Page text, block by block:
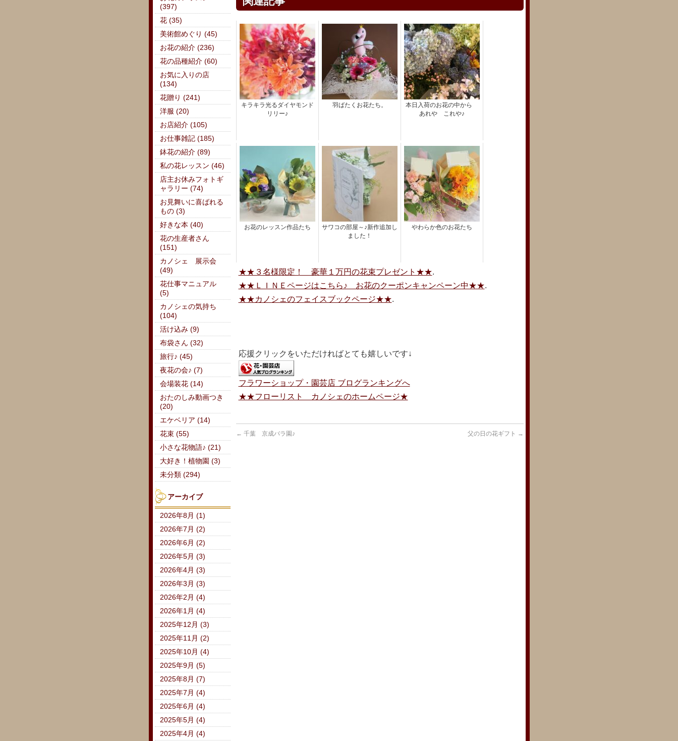
キラキラ光るダイヤモンド
リリー♪
羽ばたくお花たち。
本日入荷のお花の中から
あれや これや♪
お花のレッスン作品たち
サワコの部屋～♪新作追加し
ました！
やわらか色のお花たち
★★３名様限定！ 豪華１万円の花束プレゼント★★.
★★ＬＩＮＥページはこちら♪ お花のクーポンキャンペーン中★★.
★★カノシェのフェイスブックページ★★.
応援クリックをいただければとても嬉しいです↓
フラワーショップ・園芸店 ブログランキングへ
★★フローリスト カノシェのホームページ★
← 千葉 京成バラ園♪ 父の日の花ギフト →
(397)
花 (35)
美術館めぐり (45)
お花の紹介 (236)
花の品種紹介 (60)
お気に入りの店
(134)
花贈り (241)
洋服 (20)
お店紹介 (105)
お仕事雑記 (185)
鉢花の紹介 (89)
私の花レッスン (46)
店主お休みフォトギ
ャラリー (74)
お見舞いに喜ばれる
もの (3)
好きな本 (40)
花の生産者さん
(151)
カノシェ 展示会
(49)
花仕事マニュアル
(5)
カノシェの気持ち
(104)
活け込み (9)
布袋さん (32)
旅行♪ (45)
夜花の会♪ (7)
会場装花 (14)
おたのしみ動画つき
(20)
エケベリア (14)
花束 (55)
小さな花物語♪ (21)
大好き！植物園 (3)
未分類 (294)
アーカイブ
2026年8月 (1)
2026年7月 (2)
2026年6月 (2)
2026年5月 (3)
2026年4月 (3)
2026年3月 (3)
2026年2月 (4)
2026年1月 (4)
2025年12月 (3)
2025年11月 (2)
2025年10月 (4)
2025年9月 (5)
2025年8月 (7)
2025年7月 (4)
2025年6月 (4)
2025年5月 (4)
2025年4月 (4)